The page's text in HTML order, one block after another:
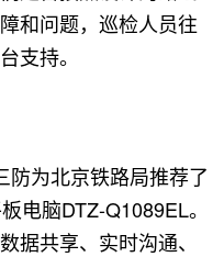
和问题，巡检人员往
支持。
防为北京铁路局推荐了
电脑DTZ-Q1089EL。
据共享、实时沟通、